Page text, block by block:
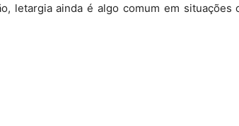
letargia ainda é algo comum em situações